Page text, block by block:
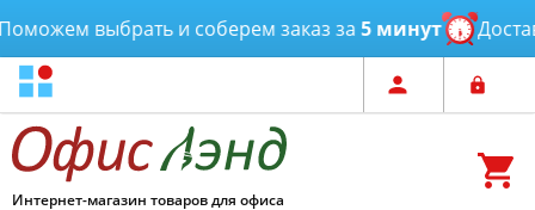
выбрать и соберем заказ за5 минут
Интернет-магазин товаров для офиса